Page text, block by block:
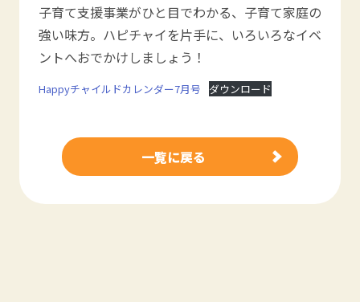
子育て支援事業がひと目でわかる、子育て家庭の
強い味方。ハピチャイを片手に、いろいろなイベ
ントへおでかけしましょう！
Happyチャイルドカレンダー7月号 ダウンロード
一覧に戻る